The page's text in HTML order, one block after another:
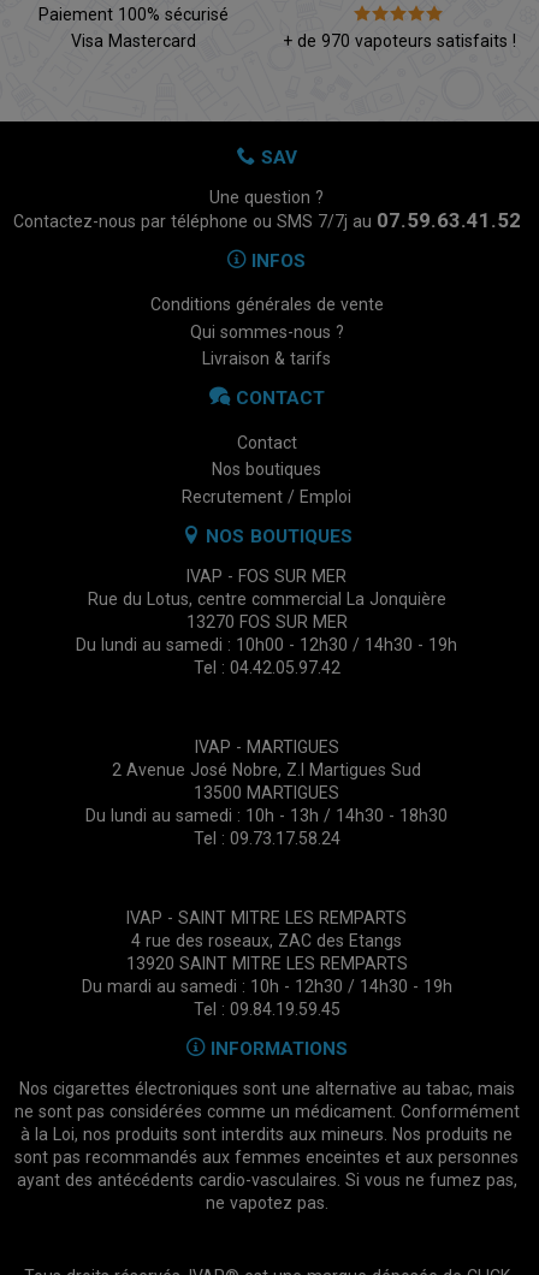
Paiement 100% sécurisé
Visa Mastercard
+ de 970 vapoteurs satisfaits !
SAV
Une question ?
Contactez-nous par téléphone ou SMS 7/7j au 07.59.63.41.52
INFOS
Conditions générales de vente
Qui sommes-nous ?
Livraison & tarifs
CONTACT
Contact
Nos boutiques
Recrutement / Emploi
NOS BOUTIQUES
IVAP - FOS SUR MER
Rue du Lotus, centre commercial La Jonquière
13270 FOS SUR MER
Du lundi au samedi : 10h00 - 12h30 / 14h30 - 19h
Tel : 04.42.05.97.42
IVAP - MARTIGUES
2 Avenue José Nobre, Z.I Martigues Sud
13500 MARTIGUES
Du lundi au samedi : 10h - 13h / 14h30 - 18h30
Tel : 09.73.17.58.24
IVAP - SAINT MITRE LES REMPARTS
4 rue des roseaux, ZAC des Etangs
13920 SAINT MITRE LES REMPARTS
Du mardi au samedi : 10h - 12h30 / 14h30 - 19h
Tel : 09.84.19.59.45
INFORMATIONS
Nos cigarettes électroniques sont une alternative au tabac, mais
ne sont pas considérées comme un médicament. Conformément
à la Loi, nos produits sont interdits aux mineurs. Nos produits ne
sont pas recommandés aux femmes enceintes et aux personnes
ayant des antécédents cardio-vasculaires. Si vous ne fumez pas,
ne vapotez pas.